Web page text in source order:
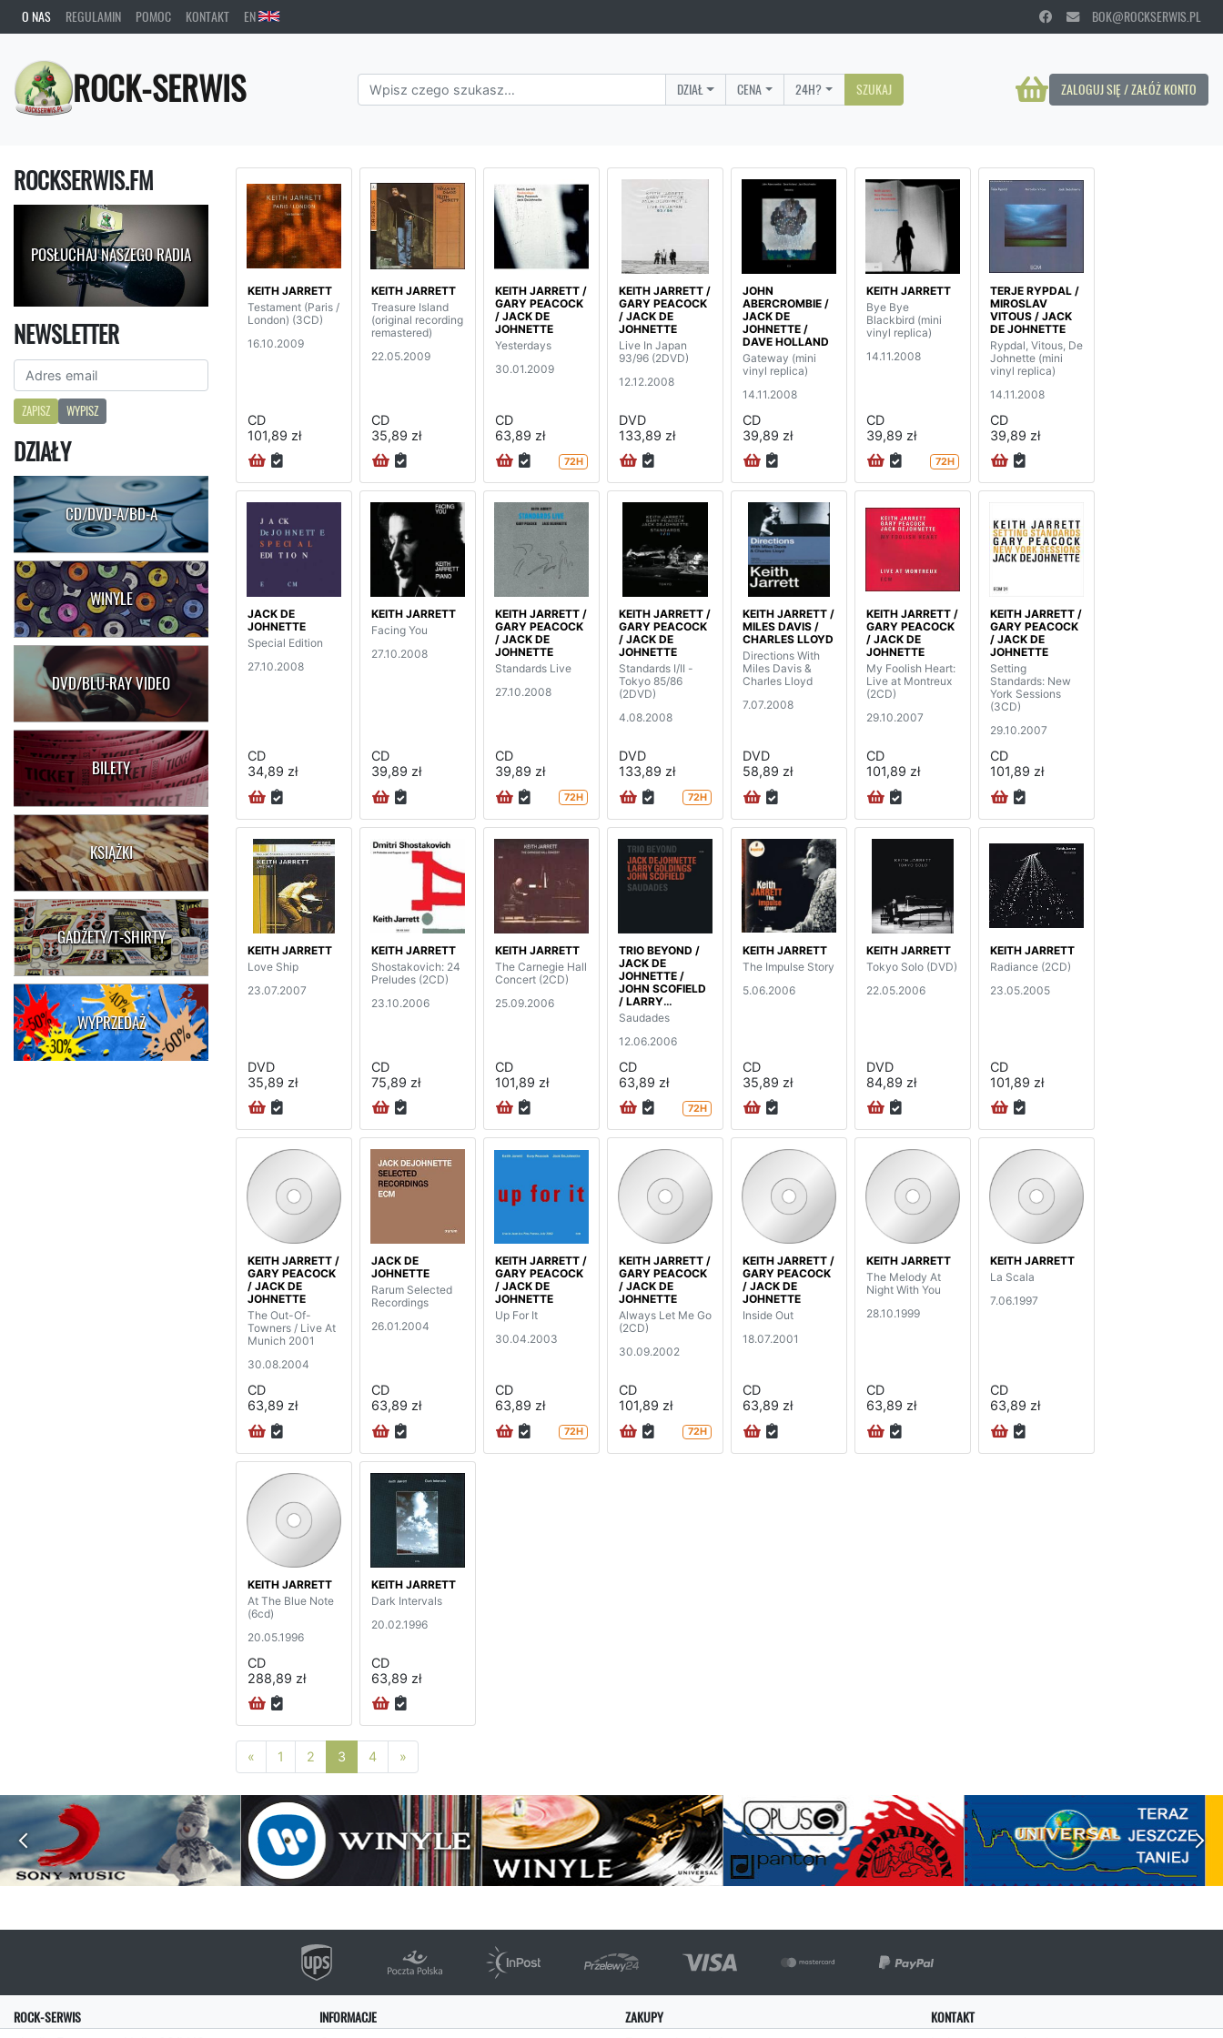
O NAS REGULAMIN POMOC KONTAKT EN BOK@ROCKSERWIS.PL
ROCK-SERWIS ZALOGUJ SIĘ / ZAŁÓŻ KONTO
DZIAŁ CENA 24H? SZUKAJ
ROCKSERWIS.FM
POSŁUCHAJ NASZEGO RADIA
NEWSLETTER
ZAPISZ WYPISZ
DZIAŁY
CD/DVD-A/BD-A
WINYLE
DVD/BLU-RAY VIDEO
BILETY
KSIĄŻKI
GADŻETY/T-SHIRTY
WYPRZEDAŻ
KEITH JARRETT
Testament (Paris /
London) (3CD)
16.10.2009
CD
101,89 zł
KEITH JARRETT
Treasure Island
(original recording
remastered)
22.05.2009
CD
35,89 zł
KEITH JARRETT /
GARY PEACOCK
/ JACK DE
JOHNETTE
Yesterdays
30.01.2009
CD
63,89 zł
72H
KEITH JARRETT /
GARY PEACOCK
/ JACK DE
JOHNETTE
Live In Japan
93/96 (2DVD)
12.12.2008
DVD
133,89 zł
JOHN
ABERCROMBIE /
JACK DE
JOHNETTE /
DAVE HOLLAND
Gateway (mini
vinyl replica)
14.11.2008
CD
39,89 zł
KEITH JARRETT
Bye Bye
Blackbird (mini
vinyl replica)
14.11.2008
CD
39,89 zł
72H
TERJE RYPDAL /
MIROSLAV
VITOUS / JACK
DE JOHNETTE
Rypdal, Vitous, De
Johnette (mini
vinyl replica)
14.11.2008
CD
39,89 zł
JACK DE
JOHNETTE
Special Edition
27.10.2008
CD
34,89 zł
KEITH JARRETT
Facing You
27.10.2008
CD
39,89 zł
KEITH JARRETT /
GARY PEACOCK
/ JACK DE
JOHNETTE
Standards Live
27.10.2008
CD
39,89 zł
72H
KEITH JARRETT /
GARY PEACOCK
/ JACK DE
JOHNETTE
Standards I/II -
Tokyo 85/86
(2DVD)
4.08.2008
DVD
133,89 zł
72H
KEITH JARRETT /
MILES DAVIS /
CHARLES LLOYD
Directions With
Miles Davis &
Charles Lloyd
7.07.2008
DVD
58,89 zł
KEITH JARRETT /
GARY PEACOCK
/ JACK DE
JOHNETTE
My Foolish Heart:
Live at Montreux
(2CD)
29.10.2007
CD
101,89 zł
KEITH JARRETT /
GARY PEACOCK
/ JACK DE
JOHNETTE
Setting
Standards: New
York Sessions
(3CD)
29.10.2007
CD
101,89 zł
KEITH JARRETT
Love Ship
23.07.2007
DVD
35,89 zł
KEITH JARRETT
Shostakovich: 24
Preludes (2CD)
23.10.2006
CD
75,89 zł
KEITH JARRETT
The Carnegie Hall
Concert (2CD)
25.09.2006
CD
101,89 zł
TRIO BEYOND /
JACK DE
JOHNETTE /
JOHN SCOFIELD
/ LARRY
GOLDINGS
Saudades
12.06.2006
CD
63,89 zł
72H
KEITH JARRETT
The Impulse Story
5.06.2006
CD
35,89 zł
KEITH JARRETT
Tokyo Solo (DVD)
22.05.2006
DVD
84,89 zł
KEITH JARRETT
Radiance (2CD)
23.05.2005
CD
101,89 zł
KEITH JARRETT /
GARY PEACOCK
/ JACK DE
JOHNETTE
The Out-Of-
Towners / Live At
Munich 2001
30.08.2004
CD
63,89 zł
JACK DE
JOHNETTE
Rarum Selected
Recordings
26.01.2004
CD
63,89 zł
KEITH JARRETT /
GARY PEACOCK
/ JACK DE
JOHNETTE
Up For It
30.04.2003
CD
63,89 zł
72H
KEITH JARRETT /
GARY PEACOCK
/ JACK DE
JOHNETTE
Always Let Me Go
(2CD)
30.09.2002
CD
101,89 zł
72H
KEITH JARRETT /
GARY PEACOCK
/ JACK DE
JOHNETTE
Inside Out
18.07.2001
CD
63,89 zł
KEITH JARRETT
The Melody At
Night With You
28.10.1999
CD
63,89 zł
KEITH JARRETT
La Scala
7.06.1997
CD
63,89 zł
KEITH JARRETT
At The Blue Note
(6cd)
20.05.1996
CD
288,89 zł
KEITH JARRETT
Dark Intervals
20.02.1996
CD
63,89 zł
« Poprzednia strona
1 2 3 4 »
ROCK-SERWIS INFORMACJE ZAKUPY KONTAKT